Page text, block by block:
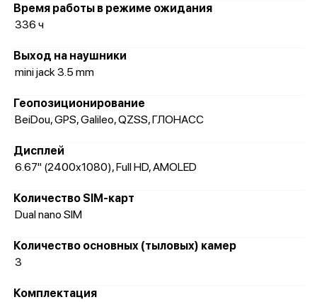
Время работы в режиме ожидания
336 ч
Выход на наушники
mini jack 3.5 mm
Геопозиционирование
BeiDou, GPS, Galileo, QZSS, ГЛОНАСС
Дисплей
6.67" (2400x1080), Full HD, AMOLED
Количество SIM-карт
Dual nano SIM
Количество основных (тыловых) камер
3
Комплектация